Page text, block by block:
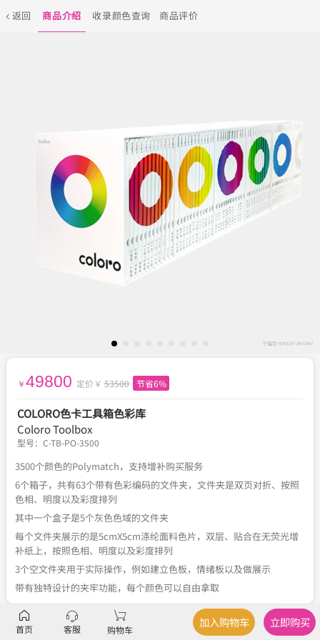
返回 商品介绍 收录颜色查询 商品评价
￥ 49800 定价￥ 53500 节省6%
COLORO色卡工具箱色彩库
Coloro Toolbox
型号： C-TB-PO-3500
3500个颜色的Polymatch，支持增补购买服务
6个箱子，共有63个带有色彩编码的文件夹，文件夹是双页对折、按照
色相、明度以及彩度排列
其中一个盒子是5个灰色色域的文件夹
每个文件夹展示的是5cmX5cm涤纶面料色片，双层、贴合在无荧光增
补纸上，按照色相、明度以及彩度排列
3个空文件夹用于实际操作，例如建立色板，情绪板以及做展示
带有独特设计的夹牢功能，每个颜色可以自由拿取
描述 产品规格 产品应用
首页 客服 购物车
加入购物车 立即购买